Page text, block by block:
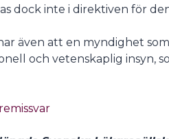
dock inte i direktiven för
även att en myndighet
och vetenskaplig insyn,